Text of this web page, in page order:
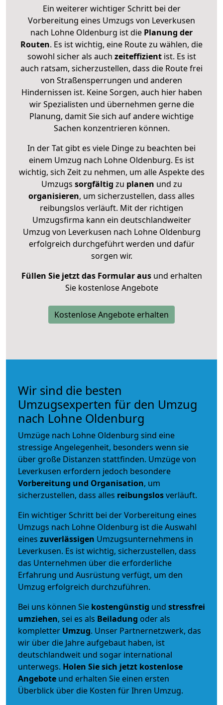
Ein weiterer wichtiger Schritt bei der
Vorbereitung eines Umzugs von Leverkusen
nach Lohne Oldenburg ist die Planung der
Routen. Es ist wichtig, eine Route zu wählen, die
sowohl sicher als auch zeiteffizientist. Es ist
auch ratsam, sicherzustellen, dass die Route frei
von Straßensperrungen und anderen
Hindernissen ist. Keine Sorgen, auch hier haben
wir Spezialisten und übernehmen gerne die
Planung, damit Sie sich auf andere wichtige
Sachen konzentrieren können.
In der Tat gibt es viele Dinge zu beachten bei
einem Umzug nach Lohne Oldenburg. Es ist
wichtig, sich Zeit zu nehmen, um alle Aspekte des
Umzugs sorgfältig zu planen und zu
organisieren, um sicherzustellen, dass alles
reibungslos verläuft. Mit der richtigen
Umzugsfirma kann ein deutschlandweiter
Umzug von Leverkusen nach Lohne Oldenburg
erfolgreich durchgeführt werden und dafür
sorgen wir.
Füllen Sie jetzt das Formular ausund erhalten
Sie kostenlose Angebote
Kostenlose Angebote erhalten
Wir sind die besten
Umzugsexperten für den Umzug
nach Lohne Oldenburg
Umzüge nach Lohne Oldenburg sind eine
stressige Angelegenheit, besonders wenn sie
über große Distanzen stattfinden. Umzüge von
Leverkusen erfordern jedoch besondere
Vorbereitung und Organisation, um
sicherzustellen, dass alles reibungslosverläuft.
Ein wichtiger Schritt bei der Vorbereitung eines
Umzugs nach Lohne Oldenburg ist die Auswahl
eines zuverlässigen Umzugsunternehmens in
Leverkusen. Es ist wichtig, sicherzustellen, dass
das Unternehmen über die erforderliche
Erfahrung und Ausrüstung verfügt, um den
Umzug erfolgreich durchzuführen.
Bei uns können Sie kostengünstig und stressfrei
umziehen, sei es als Beiladung oder als
kompletter Umzug. Unser Partnernetzwerk, das
wir über die Jahre aufgebaut haben, ist
deutschlandweit und sogar international
unterwegs. Holen Sie sich jetzt kostenlose
Angebote und erhalten Sie einen ersten
Überblick über die Kosten für Ihren Umzug.